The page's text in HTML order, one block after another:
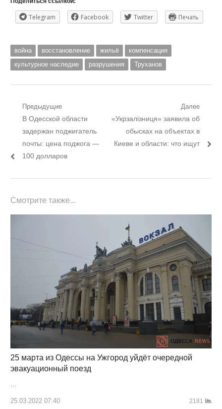
Telegram Facebook Twitter Печать
война восстановление жильё
компенсация
культурное наследие
разрушения Труханов
Навигация
записям
Предыдущие
Предыдущий
пост:
В Одесской области
задержан поджигатель
почты: цена поджога —
100 долларов
Далее
Следующий
пост:
«Укрзалізниця» заявила об
обысках на объектах в
Киеве и области: что ищут
Смотрите также...
25 марта из Одессы на Ужгород уйдёт очередной
эвакуационный поезд
25.03.2022 07:40 2181